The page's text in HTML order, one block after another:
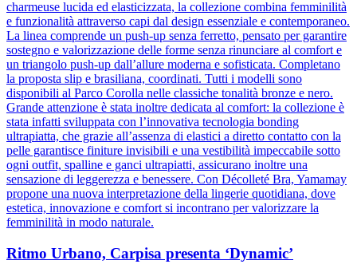
charmeuse lucida ed elasticizzata, la collezione combina femminilità
e funzionalità attraverso capi dal design essenziale e contemporaneo.
La linea comprende un push-up senza ferretto, pensato per garantire
sostegno e valorizzazione delle forme senza rinunciare al comfort e
un triangolo push-up dall’allure moderna e sofisticata. Completano
la proposta slip e brasiliana, coordinati. Tutti i modelli sono
disponibili al Parco Corolla nelle classiche tonalità bronze e nero.
Grande attenzione è stata inoltre dedicata al comfort: la collezione è
stata infatti sviluppata con l’innovativa tecnologia bonding
ultrapiatta, che grazie all’assenza di elastici a diretto contatto con la
pelle garantisce finiture invisibili e una vestibilità impeccabile sotto
ogni outfit, spalline e ganci ultrapiatti, assicurano inoltre una
sensazione di leggerezza e benessere. Con Décolleté Bra, Yamamay
propone una nuova interpretazione della lingerie quotidiana, dove
estetica, innovazione e comfort si incontrano per valorizzare la
femminilità in modo naturale.
Ritmo Urbano, Carpisa presenta ‘Dynamic’